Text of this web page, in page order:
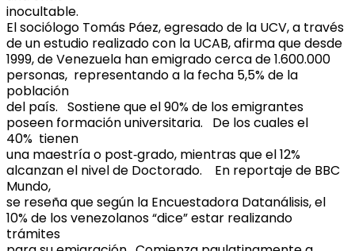
inocultable.
El sociólogo Tomás Páez, egresado de la UCV, a través
de un estudio realizado con la UCAB, afirma que desde
1999, de Venezuela han emigrado cerca de 1.600.000
personas, representando a la fecha 5,5% de la
población
del país. Sostiene que el 90% de los emigrantes
poseen formación universitaria. De los cuales el
40% tienen
una maestría o post‐grado, mientras que el 12%
alcanzan el nivel de Doctorado. En reportaje de BBC
Mundo,
se reseña que según la Encuestadora Datanálisis, el
10% de los venezolanos “dice” estar realizando
trámites